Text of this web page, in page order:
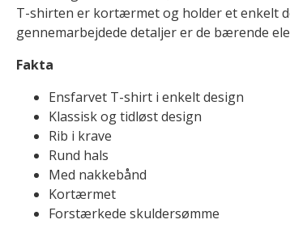
T-shirten er kortærmet og holder et enkelt
gennemarbejdede detaljer er de bærende
Fakta
Ensfarvet T-shirt i enkelt design
Klassisk og tidløst design
Rib i krave
Rund hals
Med nakkebånd
Kortærmet
Forstærkede skuldersømme